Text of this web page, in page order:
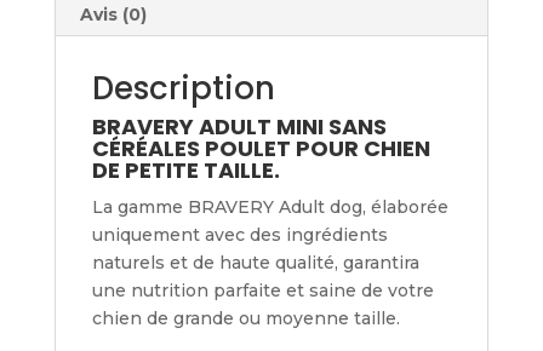
Avis (0)
Description
BRAVERY ADULT MINI SANS
CÉRÉALES POULET POUR CHIEN
DE PETITE TAILLE.
La gamme BRAVERY Adult dog, élaborée
uniquement avec des ingrédients
naturels et de haute qualité, garantira
une nutrition parfaite et saine de votre
chien de grande ou moyenne taille.